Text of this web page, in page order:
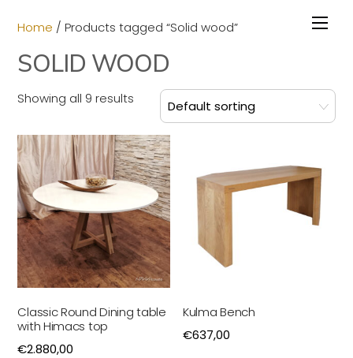
Home / Products tagged “Solid wood”
SOLID WOOD
Showing all 9 results
Classic Round Dining table
with Himacs top
€2.880,00
Kulma Bench
€637,00